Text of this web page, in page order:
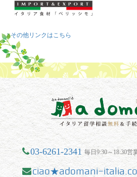
その他リンクはこちら
03-6261-2341 毎日9:30～18:30営
ciao★adomani-